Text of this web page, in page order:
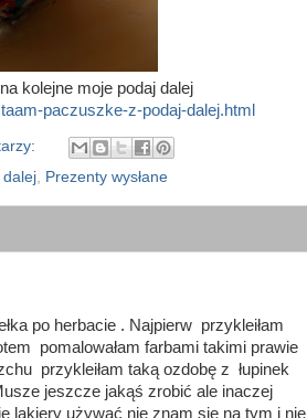
kolejne moje podaj dalej
paczuszke-z-podaj-dalej.html
dalej Prezenty wysłane
po herbacie . Najpierw przykleiłam
pomalowałam farbami takimi prawie
przykleiłam taką ozdobę z łupinek
jeszcze jakąś zrobić ale inaczej
lakiery używać nie znam się na tym i nie